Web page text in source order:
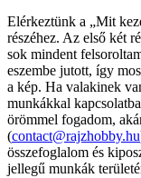
Elérkeztünk a „Mit
részéhez. Az első két
sok mindent
eszembe jutott, így
a kép. Ha valakinek
munkákkal
örömmel fogadom,
(contact@rajzhobby.hu
összefoglalom és
jellegű munkák